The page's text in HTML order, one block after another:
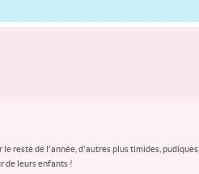
reste de l'année, d'autres plus timides, pudiques,
de leurs enfants !